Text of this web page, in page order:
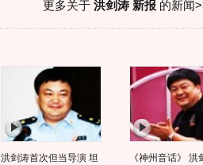
更多关于 洪剑涛 新报的新闻
洪剑涛首次但当导演 坦
《神州音话》 洪